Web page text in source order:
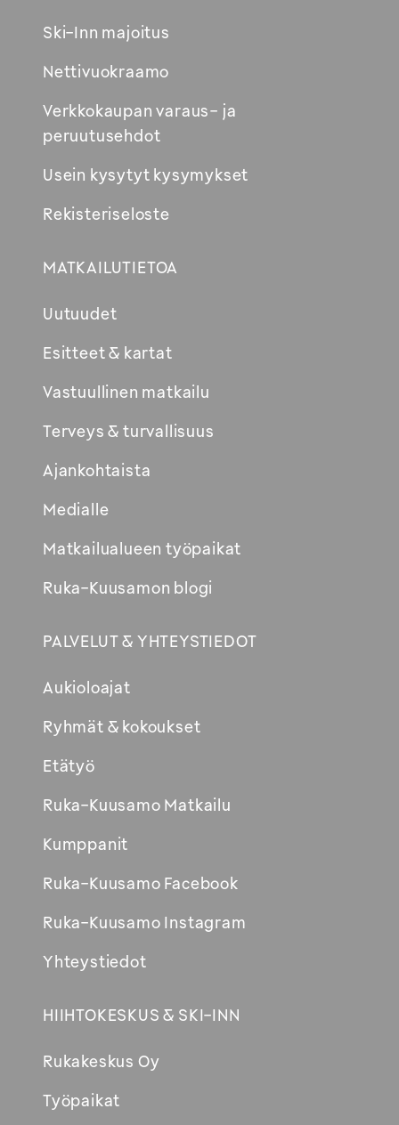
Ski-Inn majoitus
Nettivuokraamo
Verkkokaupan varaus- ja
peruutusehdot
Usein kysytyt kysymykset
Rekisteriseloste
MATKAILUTIETOA
Uutuudet
Esitteet & kartat
Vastuullinen matkailu
Terveys & turvallisuus
Ajankohtaista
Medialle
Matkailualueen työpaikat
Ruka-Kuusamon blogi
PALVELUT & YHTEYSTIEDOT
Aukioloajat
Ryhmät & kokoukset
Etätyö
Ruka-Kuusamo Matkailu
Kumppanit
Ruka-Kuusamo Facebook
Ruka-Kuusamo Instagram
Yhteystiedot
HIIHTOKESKUS & SKI-INN
Rukakeskus Oy
Työpaikat